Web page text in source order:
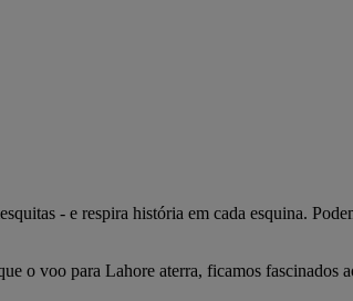
- e respira história em cada esquina.
o voo para Lahore aterra, ficamos fascinados